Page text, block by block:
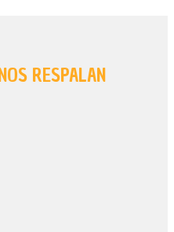
RESPALAN